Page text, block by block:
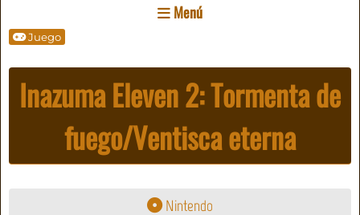
Menú
Juego
Inazuma Eleven 2: Tormenta de
fuego/Ventisca eterna
Nintendo